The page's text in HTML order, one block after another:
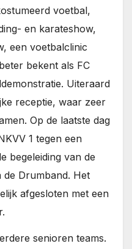
voetbal,
en karateshow,
een voetbalclinic
bekent als FC
Uiteraard
receptie, waar zeer
Op de laatste dag
1 tegen een
begeleiding van de
Drumband. Het
afgesloten met een
senioren teams.